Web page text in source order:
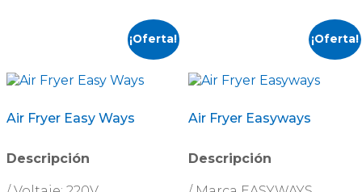
¡Oferta!
Air Fryer Easy Ways
Descripción
¡Oferta!
Air Fryer Easyways
Descripción